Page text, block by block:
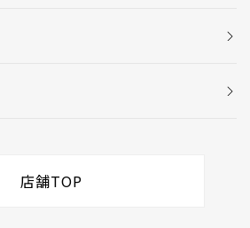
店舗TOP